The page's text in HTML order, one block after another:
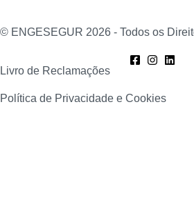
© ENGESEGUR 2026 - Todos os
Livro de Reclamações
Política de Privacidade e Cookies